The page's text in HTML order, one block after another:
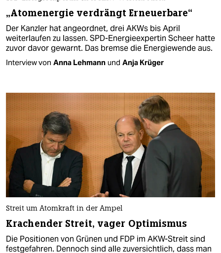
„Atomenergie verdrängt Erneuerbare“
Der Kanzler hat angeordnet, drei AKWs bis April
weiterlaufen zu lassen. SPD-Energieexpertin Scheer hatte
zuvor davor gewarnt. Das bremse die Energiewende aus.
Interview von Anna Lehmann und Anja Krüger
Streit um Atomkraft in der Ampel
Krachender Streit, vager Optimismus
Die Positionen von Grünen und FDP im AKW-Streit sind
festgefahren. Dennoch sind alle zuversichtlich, dass man